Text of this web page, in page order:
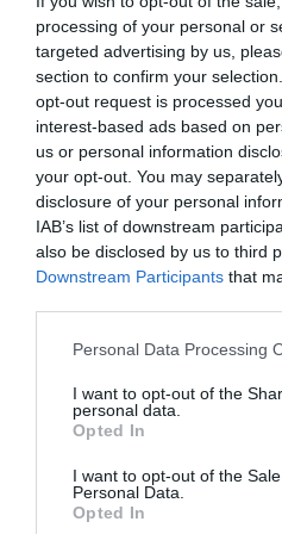
processing of your personal or
targeted advertising by us,
section to confirm your
opt-out request is processed
interest-based ads based on
us or personal information
your opt-out. You may
disclosure of your personal
IAB’s list of downstream
also be disclosed by us to third
Downstream Participants that
Please note that this website/
not limited to your visit or usage
grant or deny consent to
use your data for below
consent section.
Personal Data Processing
I want to opt-out of the
personal data.
Opted In
I want to opt-out of the
Personal Data.
Opted In
A szakember beszélt arról is,
utóbbi években igen alacsony
hasznot hozott a
hagyhatnak fel a termesztéssel
költségek közben jelentősen
Sok borászat
másikra
helyzete
vállalkozások nem
körülmények
érintenek, akár